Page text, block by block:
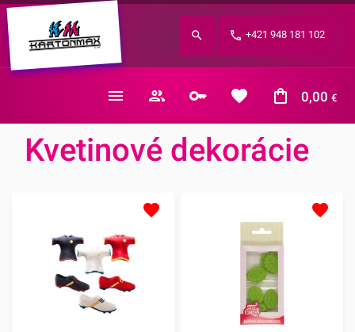
+421 948 181 102
0,00 €
Zabudnuté heslo?
E-mail
Kvetinové dekorácie